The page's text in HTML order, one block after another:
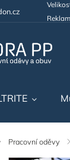
Pracovní oděvy /